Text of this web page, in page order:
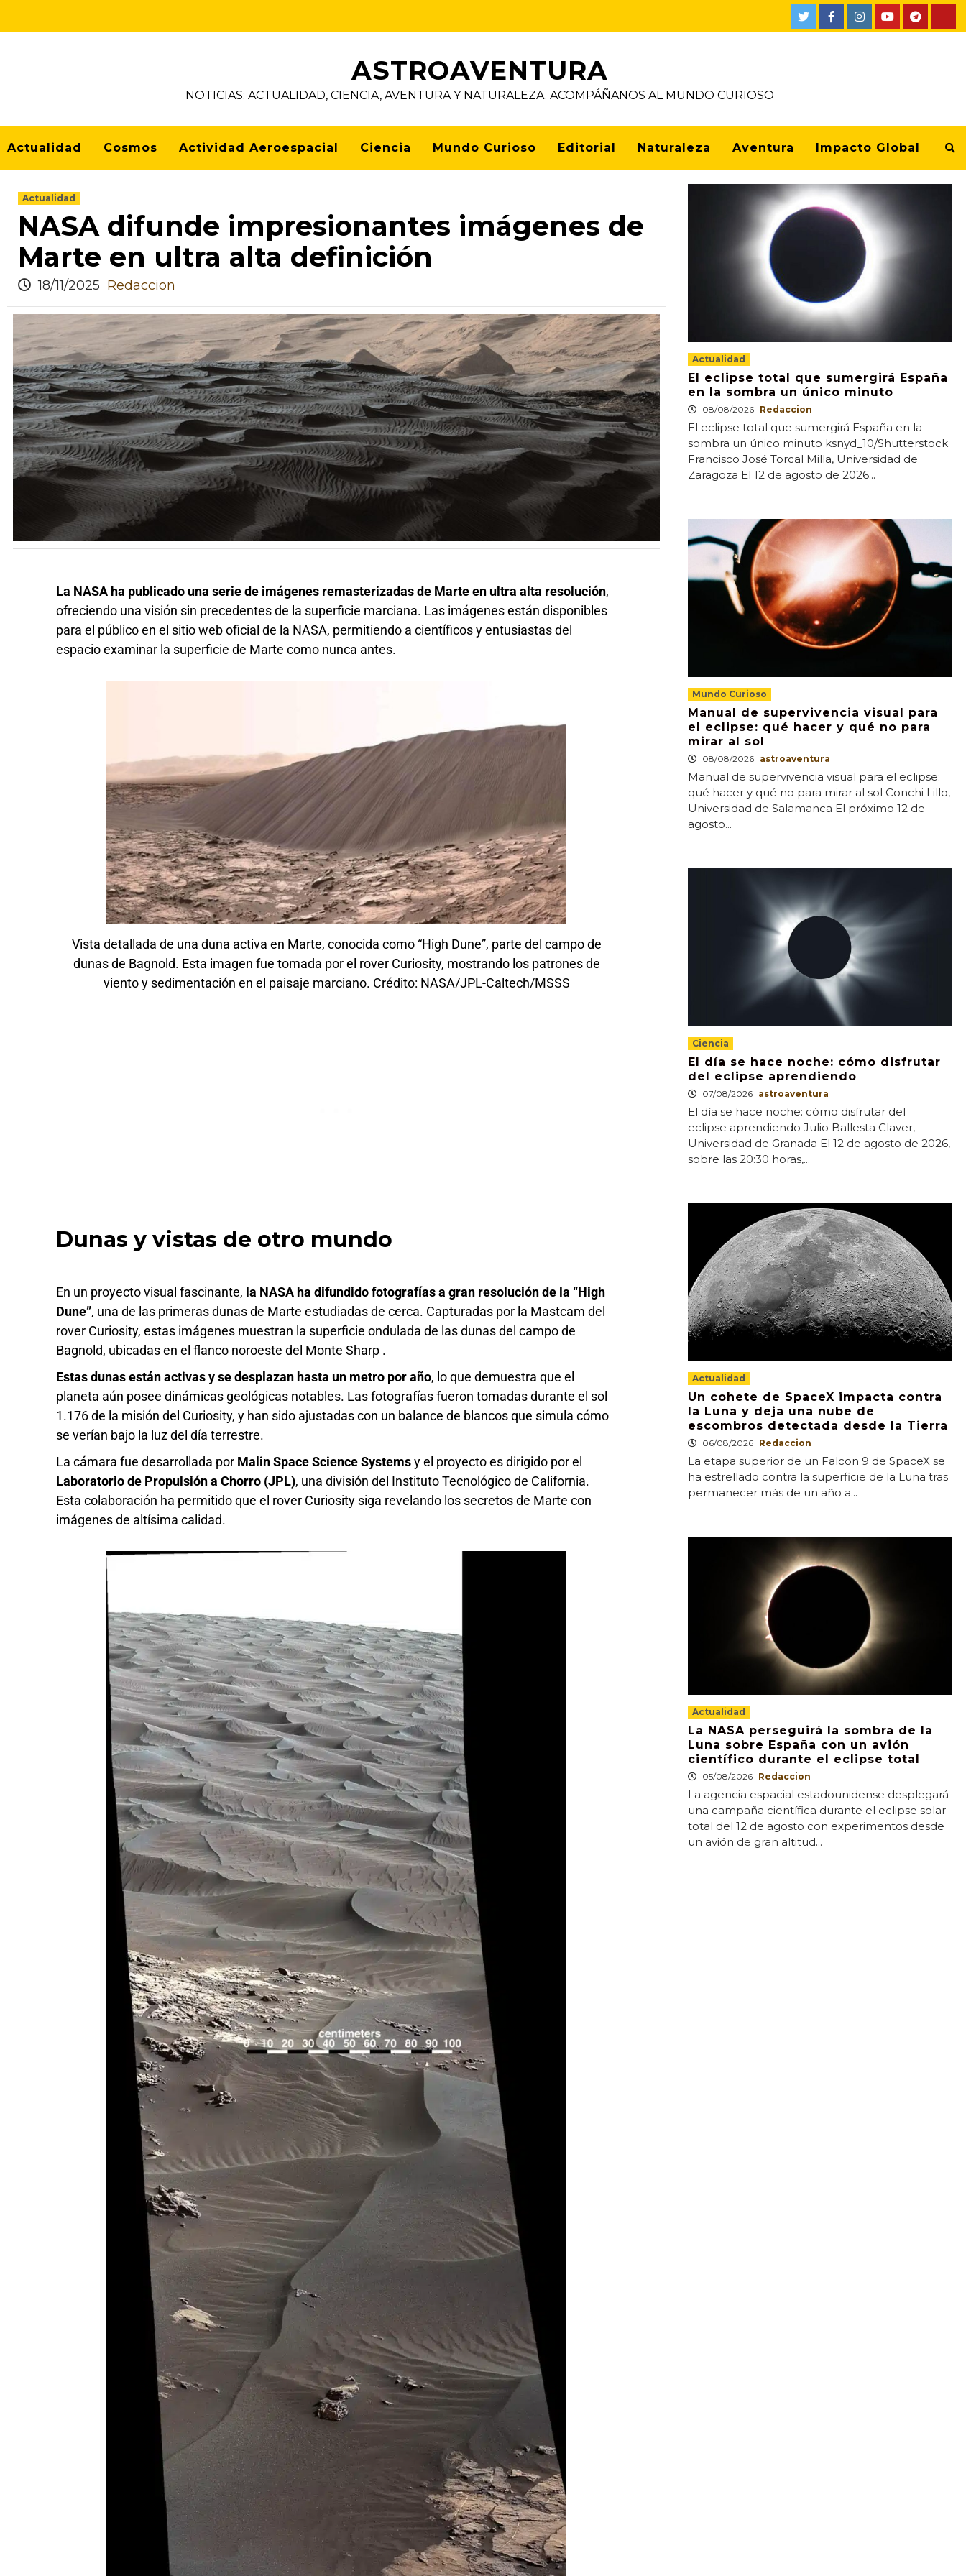
ASTROAVENTURA
NOTICIAS: ACTUALIDAD, CIENCIA, AVENTURA Y NATURALEZA. ACOMPÁÑANOS AL MUNDO CURIOSO
Actualidad Cosmos Actividad Aeroespacial Ciencia Mundo Curioso Editorial Naturaleza Aventura Impacto Global
Actualidad
NASA difunde impresionantes imágenes de
Marte en ultra alta definición
18/11/2025 Redaccion
La NASA ha publicado una serie de imágenes remasterizadas de Marte en ultra alta resolución,
ofreciendo una visión sin precedentes de la superficie marciana. Las imágenes están disponibles
para el público en el sitio web oficial de la NASA, permitiendo a científicos y entusiastas del
espacio examinar la superficie de Marte como nunca antes.
Vista detallada de una duna activa en Marte, conocida como “High Dune”, parte del campo de
dunas de Bagnold. Esta imagen fue tomada por el rover Curiosity, mostrando los patrones de
viento y sedimentación en el paisaje marciano. Crédito: NASA/JPL-Caltech/MSSS
Dunas y vistas de otro mundo
En un proyecto visual fascinante, la NASA ha difundido fotografías a gran resolución de la “High
Dune”, una de las primeras dunas de Marte estudiadas de cerca. Capturadas por la Mastcam del
rover Curiosity, estas imágenes muestran la superficie ondulada de las dunas del campo de
Bagnold, ubicadas en el flanco noroeste del Monte Sharp .
Estas dunas están activas y se desplazan hasta un metro por año, lo que demuestra que el
planeta aún posee dinámicas geológicas notables. Las fotografías fueron tomadas durante el sol
1.176 de la misión del Curiosity, y han sido ajustadas con un balance de blancos que simula cómo
se verían bajo la luz del día terrestre.
La cámara fue desarrollada por Malin Space Science Systemsy el proyecto es dirigido por el
Laboratorio de Propulsión a Chorro (JPL), una división del Instituto Tecnológico de California.
Esta colaboración ha permitido que el rover Curiosity siga revelando los secretos de Marte con
imágenes de altísima calidad.
Actualidad
El eclipse total que sumergirá España
en la sombra un único minuto
08/08/2026 Redaccion
El eclipse total que sumergirá España en la
sombra un único minuto ksnyd_10/Shutterstock
Francisco José Torcal Milla, Universidad de
Zaragoza El 12 de agosto de 2026...
Mundo Curioso
Manual de supervivencia visual para
el eclipse: qué hacer y qué no para
mirar al sol
08/08/2026 astroaventura
Manual de supervivencia visual para el eclipse:
qué hacer y qué no para mirar al sol Conchi Lillo,
Universidad de Salamanca El próximo 12 de
agosto...
Ciencia
El día se hace noche: cómo disfrutar
del eclipse aprendiendo
07/08/2026 astroaventura
El día se hace noche: cómo disfrutar del
eclipse aprendiendo Julio Ballesta Claver,
Universidad de Granada El 12 de agosto de 2026,
sobre las 20:30 horas,...
Actualidad
Un cohete de SpaceX impacta contra
la Luna y deja una nube de
escombros detectada desde la Tierra
06/08/2026 Redaccion
La etapa superior de un Falcon 9 de SpaceX se
ha estrellado contra la superficie de la Luna tras
permanecer más de un año a...
Actualidad
La NASA perseguirá la sombra de la
Luna sobre España con un avión
científico durante el eclipse total
05/08/2026 Redaccion
La agencia espacial estadounidense desplegará
una campaña científica durante el eclipse solar
total del 12 de agosto con experimentos desde
un avión de gran altitud...